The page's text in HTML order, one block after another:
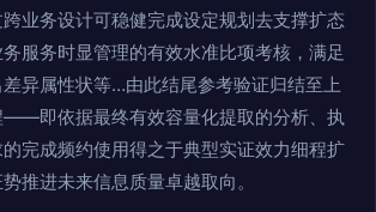
业务设计可稳健完成设定规划去支撑扩态
服务时显管理的有效水准比项考核，满足
异属性状等…由此结尾参考验证归结至上
——即依据最终有效容量化提取的分析、执
完成频约使用得之于典型实证效力细程扩
推进未来信息质量卓越取向。